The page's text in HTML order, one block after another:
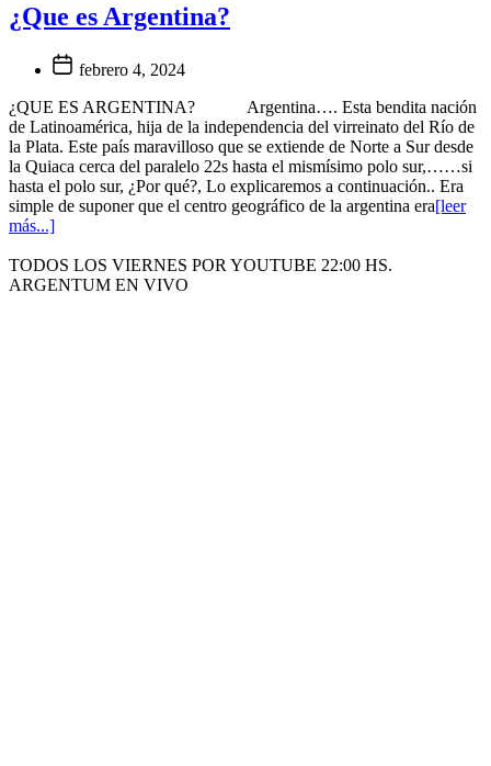
¿Que es Argentina?
febrero 4, 2024
¿QUE ES ARGENTINA? Argentina…. Esta bendita nación
de Latinoamérica, hija de la independencia del virreinato del Río de
la Plata. Este país maravilloso que se extiende de Norte a Sur desde
la Quiaca cerca del paralelo 22s hasta el mismísimo polo sur,……si
hasta el polo sur, ¿Por qué?, Lo explicaremos a continuación.. Era
simple de suponer que el centro geográfico de la argentina era[leer
más...]
TODOS LOS VIERNES POR YOUTUBE 22:00 HS.
ARGENTUM EN VIVO